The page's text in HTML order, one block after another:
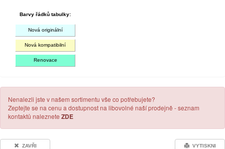
Barvy řádků tabulky:
Nová originální
Nová kompatibilní
Renovace
Nenalezli jste v našem sortimentu vše co potřebujete?
Zeptejte se na cenu a dostupnost na libovolné naší prodejně - seznam
kontaktů naleznete ZDE
ZAVŘI VYTISKNI